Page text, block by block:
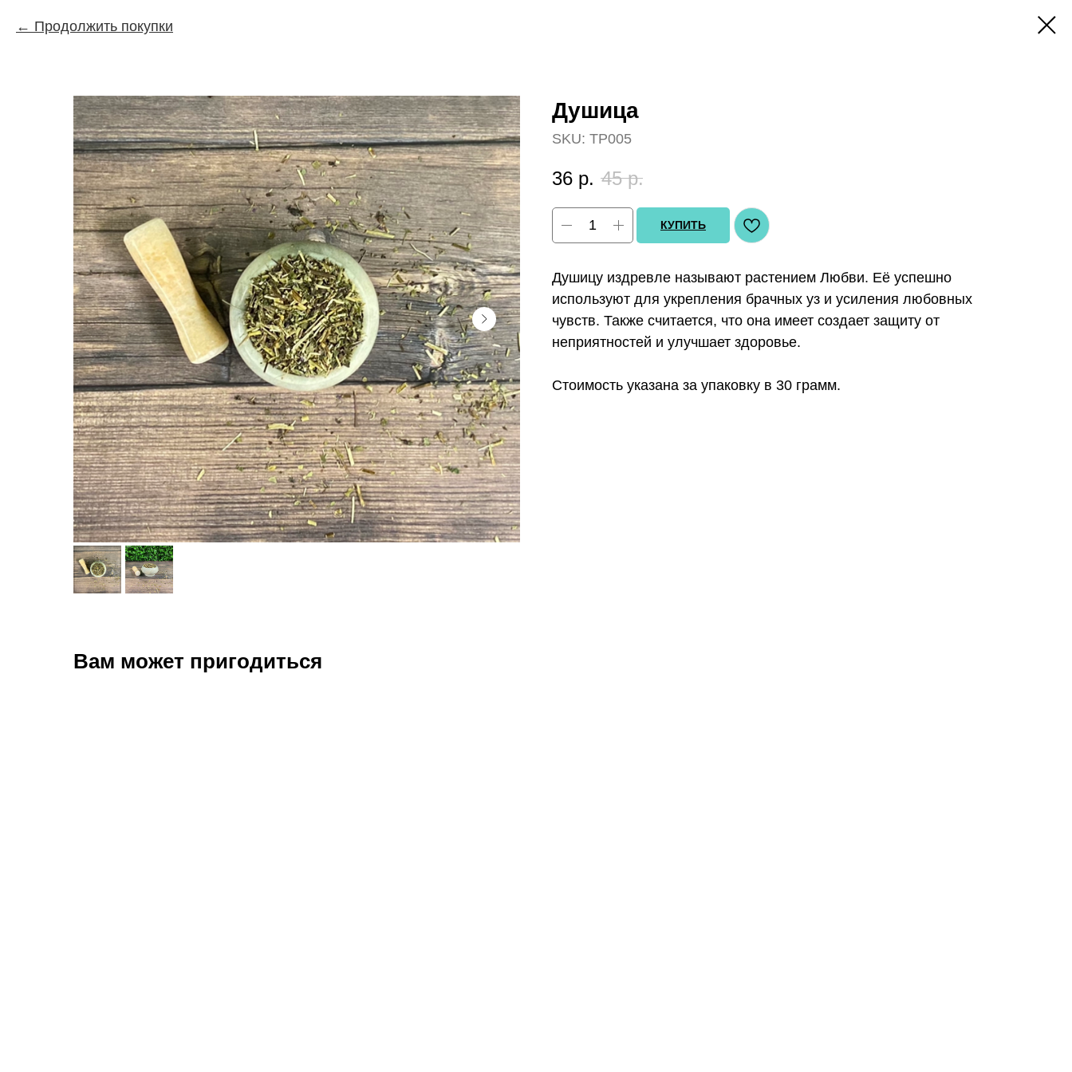
Продолжить покупки
Душица
SKU: ТР005
36 р. 45 р.
КУПИТЬ
Душицу издревле называют растением Любви. Её успешно
используют для укрепления брачных уз и усиления любовных
чувств. Также считается, что она имеет создает защиту от
неприятностей и улучшает здоровье.
Стоимость указана за упаковку в 30 грамм.
Вам может пригодиться